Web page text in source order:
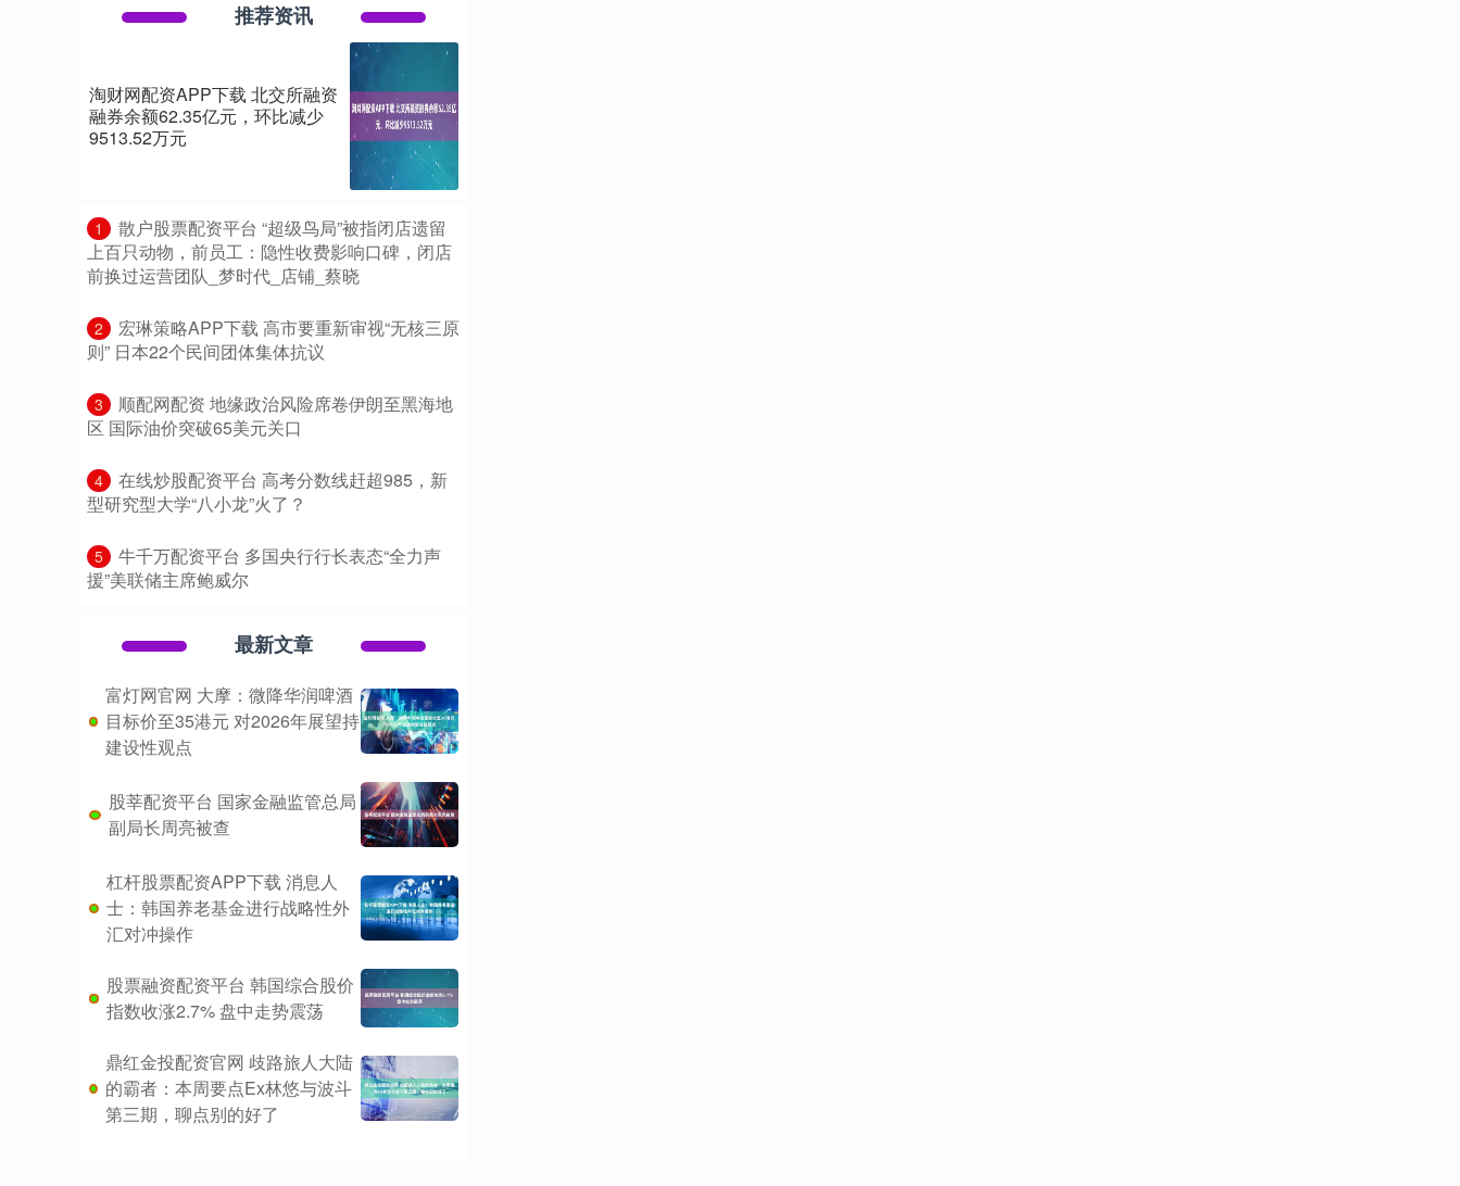
推荐资讯
淘财网配资APP下载 北交所融资
融券余额62.35亿元，环比减少
9513.52万元
1
​散户股票配资平台 “超级鸟局”被指闭店遗留
上百只动物，前员工：隐性收费影响口碑，闭店
前换过运营团队_梦时代_店铺_蔡晓
2
​宏琳策略APP下载 高市要重新审视“无核三原
则” 日本22个民间团体集体抗议
3
​顺配网配资 地缘政治风险席卷伊朗至黑海地
区 国际油价突破65美元关口
4
​在线炒股配资平台 高考分数线赶超985，新
型研究型大学“八小龙”火了？
5
​牛千万配资平台 多国央行行长表态“全力声
援”美联储主席鲍威尔
最新文章
富灯网官网 大摩：微降华润啤酒
目标价至35港元 对2026年展望持
建设性观点
股莘配资平台 国家金融监管总局
副局长周亮被查
杠杆股票配资APP下载 消息人
士：韩国养老基金进行战略性外
汇对冲操作
股票融资配资平台 韩国综合股价
指数收涨2.7% 盘中走势震荡
鼎红金投配资官网 歧路旅人大陆
的霸者：本周要点Ex林悠与波斗
第三期，聊点别的好了